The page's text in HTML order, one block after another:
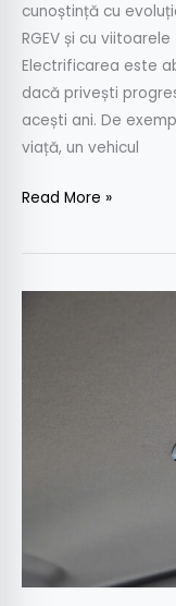
cunoștință cu
RGEV și cu
Electrificarea este
dacă privești
acești ani. De
viață, un vehicul
Read More »
UVC